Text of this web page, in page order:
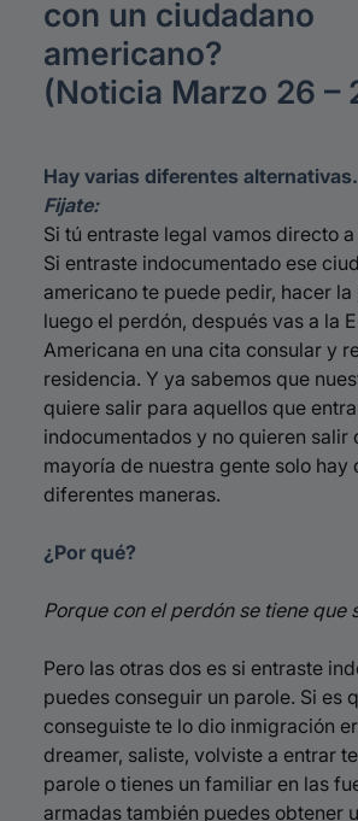
con un ciudadano
americano?
(Noticia Marzo 26 –
Hay varias diferentes alternativas.
Fijate:
Si tú entraste legal vamos directo
Si entraste indocumentado ese
americano te puede pedir, hacer la
luego el perdón, después vas a la
Americana en una cita consular y
residencia. Y ya sabemos que
quiere salir para aquellos que
indocumentados y no quieren salir
mayoría de nuestra gente solo hay
diferentes maneras.
¿Por qué?
Porque con el perdón se tiene que
Pero las otras dos es si entraste
puedes conseguir un parole. Si es
conseguiste te lo dio inmigración
dreamer, saliste, volviste a entrar
parole o tienes un familiar en las
armadas también puedes obtener